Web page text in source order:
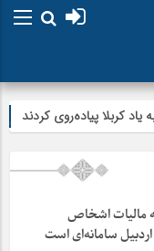
کربلا پیاده‌روی کردند
مالیات اشخاص
سامانه‌ای است